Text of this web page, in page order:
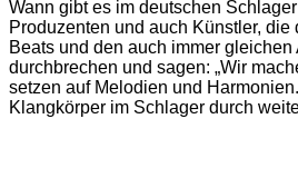
Wann gibt es im deutschen
Produzenten und auch Künstler,
Beats und den auch immer gleichen
durchbrechen und sagen: „Wir
setzen auf Melodien und
Klangkörper im Schlager durch